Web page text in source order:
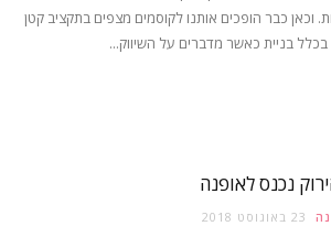
וכאן כבר הופכים אותנו לקוסמים מצפים בתקציב קטן
בניית כאשר מדברים על השיווק...
נכנס לאופנה
23 באוגוסט 2018